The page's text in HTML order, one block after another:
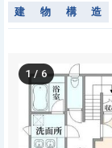
建 物 構 造
1/ 6